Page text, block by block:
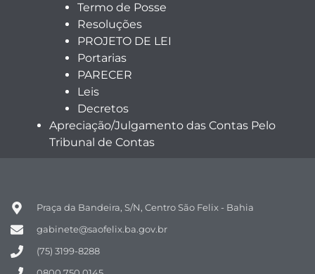
Termo de Posse
Resoluções
PROJETO DE LEI
Portarias
PARECER
Leis
Decretos
Apreciação/Julgamento das Contas Pelo
Tribunal de Contas
Praça da Bandeira, S/N, Centro São Felix - Bahia
gabinete@saofelix.ba.gov.br
(75) 3199-8288